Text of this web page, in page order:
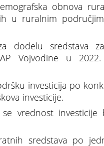
obnova
u ruralnim
dodelu sredstava
Vojvodine u
investicija po
investicije.
vrednost
sredstava po